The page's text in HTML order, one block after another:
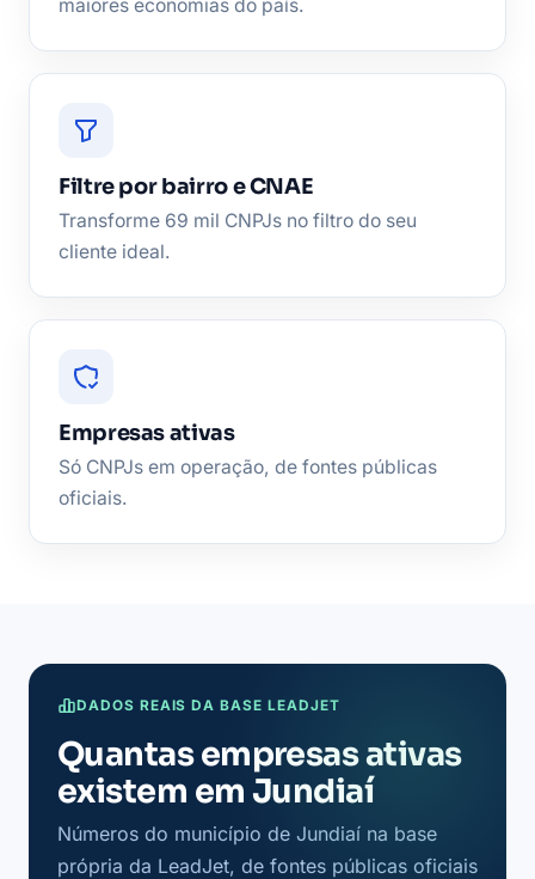
maiores economias do país.
Filtre por bairro e CNAE
Transforme 69 mil CNPJs no filtro do seu
cliente ideal.
Empresas ativas
Só CNPJs em operação, de fontes públicas
oficiais.
DADOS REAIS DA BASE LEADJET
Quantas empresas ativas
existem em Jundiaí
Números do município de Jundiaí na base
própria da LeadJet, de fontes públicas oficiais